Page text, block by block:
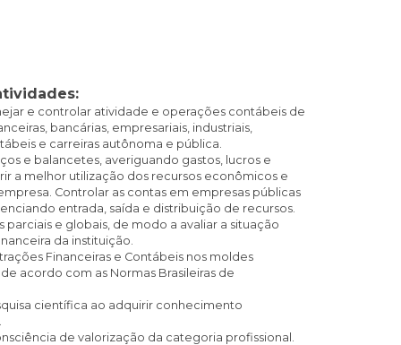
e controlar atividade e operações contábeis de
bancárias, empresariais, industriais,
e carreiras autônoma e pública.
e balancetes, averiguando gastos, lucros e
a melhor utilização dos recursos econômicos e
Controlar as contas em empresas públicas
entrada, saída e distribuição de recursos.
parciais e globais, de modo a avaliar a situação
da instituição.
Financeiras e Contábeis nos moldes
acordo com as Normas Brasileiras de
científica ao adquirir conhecimento
de valorização da categoria profissional.